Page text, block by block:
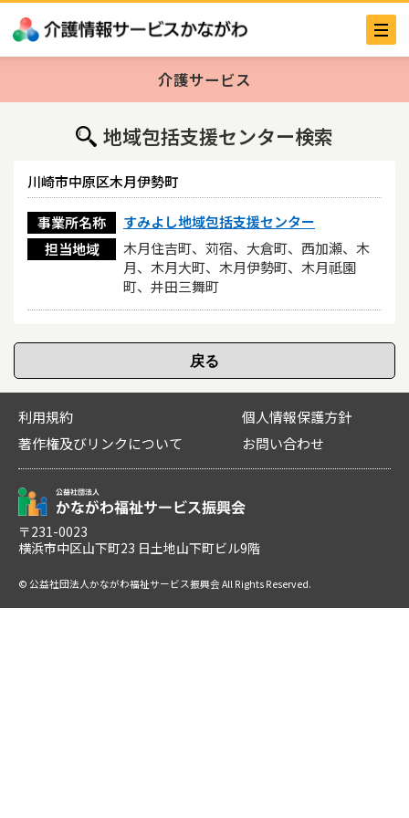
介護サービス
地域包括支援センター検索
川崎市中原区木月伊勢町
事業所名称
すみよし地域包括支援センター
担当地域
木月住吉町、苅宿、大倉町、西加瀬、木
月、木月大町、木月伊勢町、木月祗園
町、井田三舞町
利用規約
個人情報保護方針
著作権及びリンクについて
お問い合わせ
〒231-0023
横浜市中区山下町23 日土地山下町ビル9階
© 公益社団法人かながわ福祉サービス振興会 All Rights Reserved.